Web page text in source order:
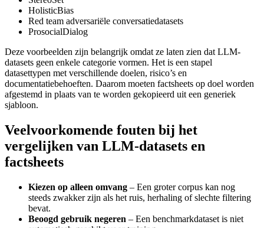
HolisticBias
Red team adversariële conversatiedatasets
ProsocialDialog
Deze voorbeelden zijn belangrijk omdat ze laten zien dat LLM-
datasets geen enkele categorie vormen. Het is een stapel
datasettypen met verschillende doelen, risico’s en
documentatiebehoeften. Daarom moeten factsheets op doel worden
afgestemd in plaats van te worden gekopieerd uit een generiek
sjabloon.
Veelvoorkomende fouten bij het
vergelijken van LLM-datasets en
factsheets
Kiezen op alleen omvang – Een groter corpus kan nog
steeds zwakker zijn als het ruis, herhaling of slechte filtering
bevat.
Beoogd gebruik negeren – Een benchmarkdataset is niet